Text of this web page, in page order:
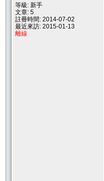
等級: 新手
文章: 5
註冊時間: 2014-07-02
最近來訪: 2015-01-13
離線